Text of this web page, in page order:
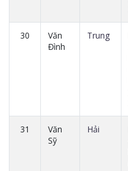
30
Văn
Đình
Trung
31
Văn
Sỹ
Hải